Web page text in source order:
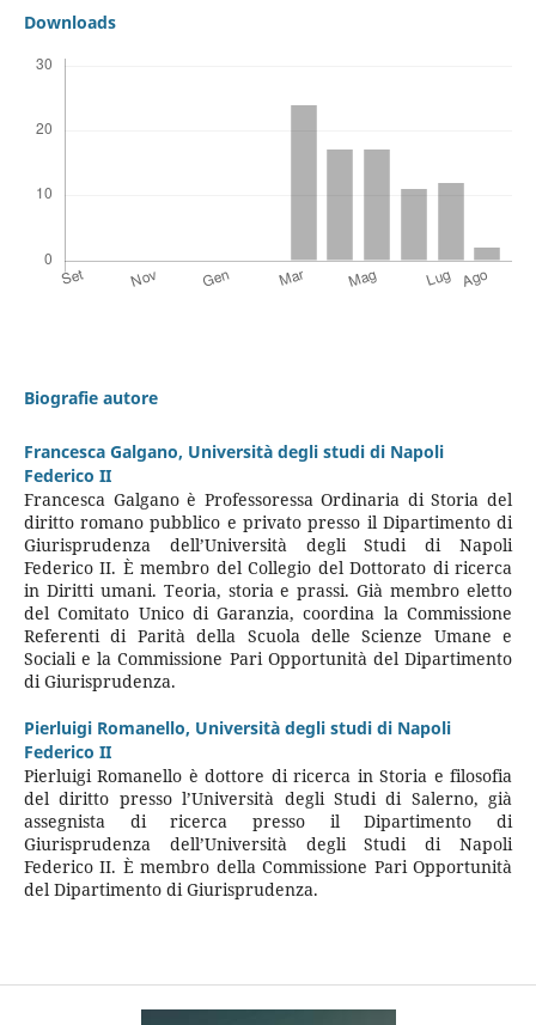
Downloads
Biografie autore
Francesca Galgano, Università degli studi di Napoli
Federico II
Francesca Galgano è Professoressa Ordinaria di Storia del
diritto romano pubblico e privato presso il Dipartimento di
Giurisprudenza dell’Università degli Studi di Napoli
Federico II. È membro del Collegio del Dottorato di ricerca
in Diritti umani. Teoria, storia e prassi. Già membro eletto
del Comitato Unico di Garanzia, coordina la Commissione
Referenti di Parità della Scuola delle Scienze Umane e
Sociali e la Commissione Pari Opportunità del Dipartimento
di Giurisprudenza.
Pierluigi Romanello, Università degli studi di Napoli
Federico II
Pierluigi Romanello è dottore di ricerca in Storia e filosofia
del diritto presso l’Università degli Studi di Salerno, già
assegnista di ricerca presso il Dipartimento di
Giurisprudenza dell’Università degli Studi di Napoli
Federico II. È membro della Commissione Pari Opportunità
del Dipartimento di Giurisprudenza.